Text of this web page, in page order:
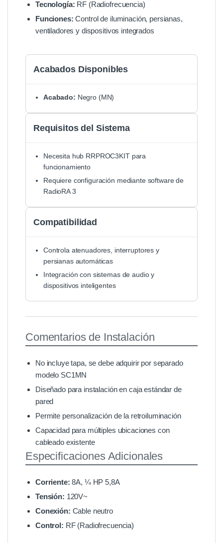
Tecnología: RF (Radiofrecuencia)
Funciones: Control de iluminación, persianas,
ventiladores y dispositivos integrados
Acabados Disponibles
Acabado: Negro (MN)
Requisitos del Sistema
Necesita hub RRPROC3KIT para
funcionamiento
Requiere configuración mediante software de
RadioRA 3
Compatibilidad
Controla atenuadores, interruptores y
persianas automáticas
Integración con sistemas de audio y
dispositivos inteligentes
Comentarios de Instalación
No incluye tapa, se debe adquirir por separado
modelo SC1MN
Diseñado para instalación en caja estándar de
pared
Permite personalización de la retroiluminación
Capacidad para múltiples ubicaciones con
cableado existente
Especificaciones Adicionales
Corriente: 8A, ¼ HP 5,8A
Tensión: 120V~
Conexión: Cable neutro
Control: RF (Radiofrecuencia)